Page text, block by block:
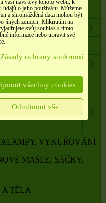
LAPAČE SNŮ
ŠPERKŮ
SALOOS
VOSKU
A ŠIŠKY,
VYKUŘOVÁNÍ
MAŠLE, SÁČKY,
A TĚLA
údajů o jeho používání. Můžeme
a shromážděná data mohou být
jiných zemích. Kliknutím na
svůj souhlas s tímto
informace nebo upravit své
Zásady ochrany soukromí
všechny cookies
Odmítnout vše